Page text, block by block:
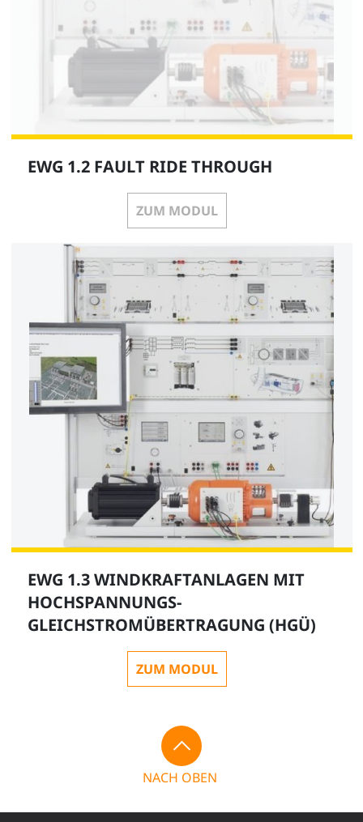
EWG 1.2 FAULT RIDE THROUGH
ZUM MODUL
EWG 1.3 WINDKRAFTANLAGEN MIT
HOCHSPANNUNGS-
GLEICHSTROMÜBERTRAGUNG (HGÜ)
ZUM MODUL
NACH OBEN